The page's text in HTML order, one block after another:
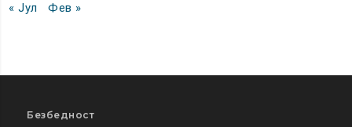
« Јул
Фев »
Безбедност